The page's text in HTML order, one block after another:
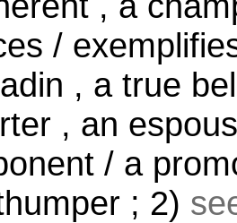
/
, a true
, an
/ a
; 2)